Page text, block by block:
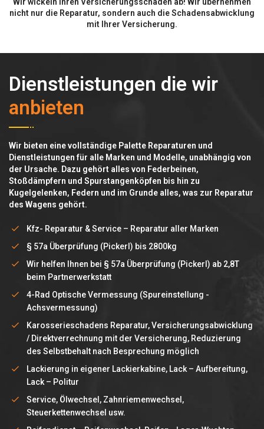
nicht nur die Reparatur, sondern auch die Schadensabwicklung
mit Ihrer Versicherung.
Dienstleistungen die wir
anbieten
Wir bieten eine vollständige Palette Reparaturen und
Dienstleistungen für alle Marken und Modelle, unabhängig von
der Ursache. Dazu gehört alles von Federbeinen,
Stoßdämpfern und Spurstangenköpfen bis hin zu
Kugelgelenken, Federn und im Grunde alles, was zur Reparatur
des Wagens gehört.
Kfz- Reparatur & Service – Reparatur aller Marken
§ 57a Überprüfung (Pickerl) bis 2800kg
Wir helfen Ihnen bei § 57a Überprüfung (Pickerl) ab 2,8T
beim Partnerwerkstatt
4-Rad Optische Vermessung (Spureinstellung -
Achsvermessung)
Karosserieschadens Reparatur, Versicherungsabwicklung
/ Direktverrechnung mit der Versicherung, Reduzierung
des Selbstbehalt nach Besprechung möglich
Lackierung in eigener Lackierkabine, Lack – Aufbereitung,
Lack – Politur
Service, Ölwechsel, Zahnriemenwechsel,
Steuerkettenwechsel usw.